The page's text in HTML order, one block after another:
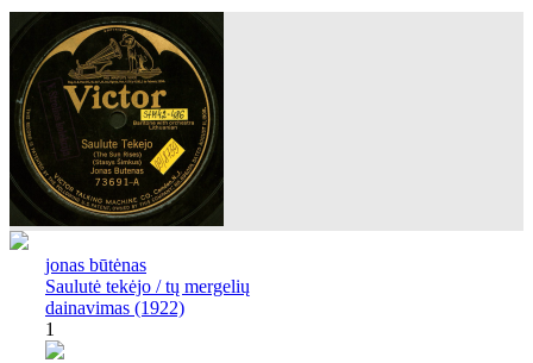
jonas būtėnas
Saulutė tekėjo / tų mergelių
dainavimas (1922)
1